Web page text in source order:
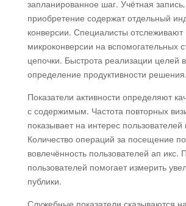
запланированное шаг. Учётная
приобретение содержат отдельный
конверсии. Специалисты отслеживают
микроконверсии на вспомогательных
цепочки. Быстрота реализации целей
определение продуктивности решения.
Показатели активности определяют
с содержимым. Частота повторных
показывает на интерес пользователей
Количество операций за посещение
вовлечённость пользователей ап икс.
пользователей помогает измерить
публики.